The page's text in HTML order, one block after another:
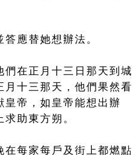
應替她想辦法。
在正月十三日那天到城
十三那天，他們果然看
帝，如皇帝能想出辦
助東方朔。
每家每戶及街上都燃點